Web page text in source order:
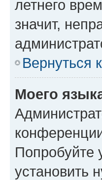
летнего
значит,
Вернуться
Моего
Попробуйте
установить